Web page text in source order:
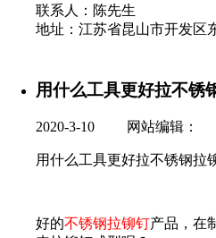
联系人：陈先生
地址：江苏省昆山市开发区
用什么工具更好拉不锈
2020-3-10 网站编辑：
用什么工具更好拉不锈钢拉
好的不锈钢拉铆钉产品，在